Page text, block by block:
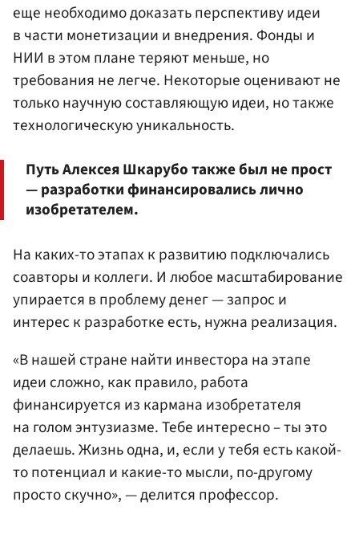
еще необходимо доказать перспективу идеи
в части монетизации и внедрения. Фонды и
НИИ в этом плане теряют меньше, но
требования не легче. Некоторые оценивают не
только научную составляющую идеи, но также
технологическую уникальность.
Путь Алексея Шкарубо также был не прост
— разработки финансировались лично
изобретателем.
На каких-то этапах к развитию подключались
соавторы и коллеги. И любое масштабирование
упирается в проблему денег — запрос и
интерес к разработке есть, нужна реализация.
«В нашей стране найти инвестора на этапе
идеи сложно, как правило, работа
финансируется из кармана изобретателя
на голом энтузиазме. Тебе интересно – ты это
делаешь. Жизнь одна, и, если у тебя есть какой-
то потенциал и какие-то мысли, по-другому
просто скучно», — делится профессор.